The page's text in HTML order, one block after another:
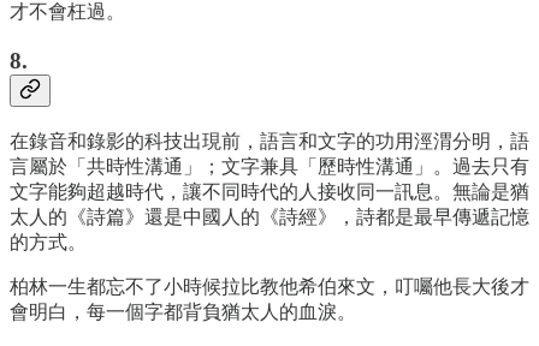
才不會枉過。
8.
在錄音和錄影的科技出現前，語言和文字的功用涇渭分明，語
言屬於「共時性溝通」；文字兼具「歷時性溝通」。過去只有
文字能夠超越時代，讓不同時代的人接收同一訊息。無論是猶
太人的《詩篇》還是中國人的《詩經》，詩都是最早傳遞記憶
的方式。
柏林一生都忘不了小時候拉比教他希伯來文，叮囑他長大後才
會明白，每一個字都背負猶太人的血淚。